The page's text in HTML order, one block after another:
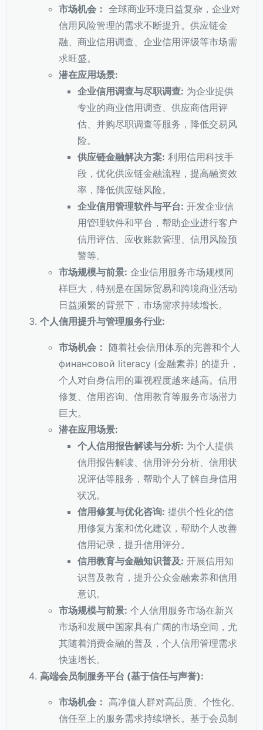
市场机会： 全球商业环境日益复杂，企业对
信用风险管理的需求不断提升。供应链金
融、商业信用调查、企业信用评级等市场需
求旺盛。
潜在应用场景:
企业信用调查与尽职调查: 为企业提供
专业的商业信用调查、供应商信用评
估、并购尽职调查等服务，降低交易风
险。
供应链金融解决方案: 利用信用科技手
段，优化供应链金融流程，提高融资效
率，降低供应链风险。
企业信用管理软件与平台: 开发企业信
用管理软件和平台，帮助企业进行客户
信用评估、应收账款管理、信用风险预
警等。
市场规模与前景: 企业信用服务市场规模同
样巨大，特别是在国际贸易和跨境商业活动
日益频繁的背景下，市场需求持续增长。
个人信用提升与管理服务行业:
市场机会： 随着社会信用体系的完善和个人
финансовой literacy (金融素养) 的提升，
个人对自身信用的重视程度越来越高。信用
修复、信用咨询、信用教育等服务市场潜力
巨大。
潜在应用场景:
个人信用报告解读与分析: 为个人提供
信用报告解读、信用评分分析、信用状
况评估等服务，帮助个人了解自身信用
状况。
信用修复与优化咨询: 提供个性化的信
用修复方案和优化建议，帮助个人改善
信用记录，提升信用评分。
信用教育与金融知识普及: 开展信用知
识普及教育，提升公众金融素养和信用
意识。
市场规模与前景: 个人信用服务市场在新兴
市场和发展中国家具有广阔的市场空间，尤
其随着消费金融的普及，个人信用管理需求
快速增长。
高端会员制服务平台 (基于信任与声誉):
市场机会： 高净值人群对高品质、个性化、
信任至上的服务需求持续增长。基于会员制